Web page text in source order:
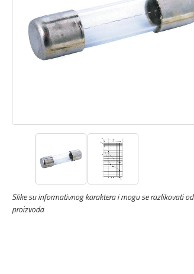
Slike su informativnog karaktera i mogu se razlikovati od
proizvoda